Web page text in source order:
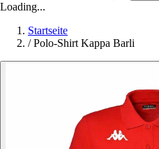
Loading...
Startseite
/ Polo-Shirt Kappa Barli